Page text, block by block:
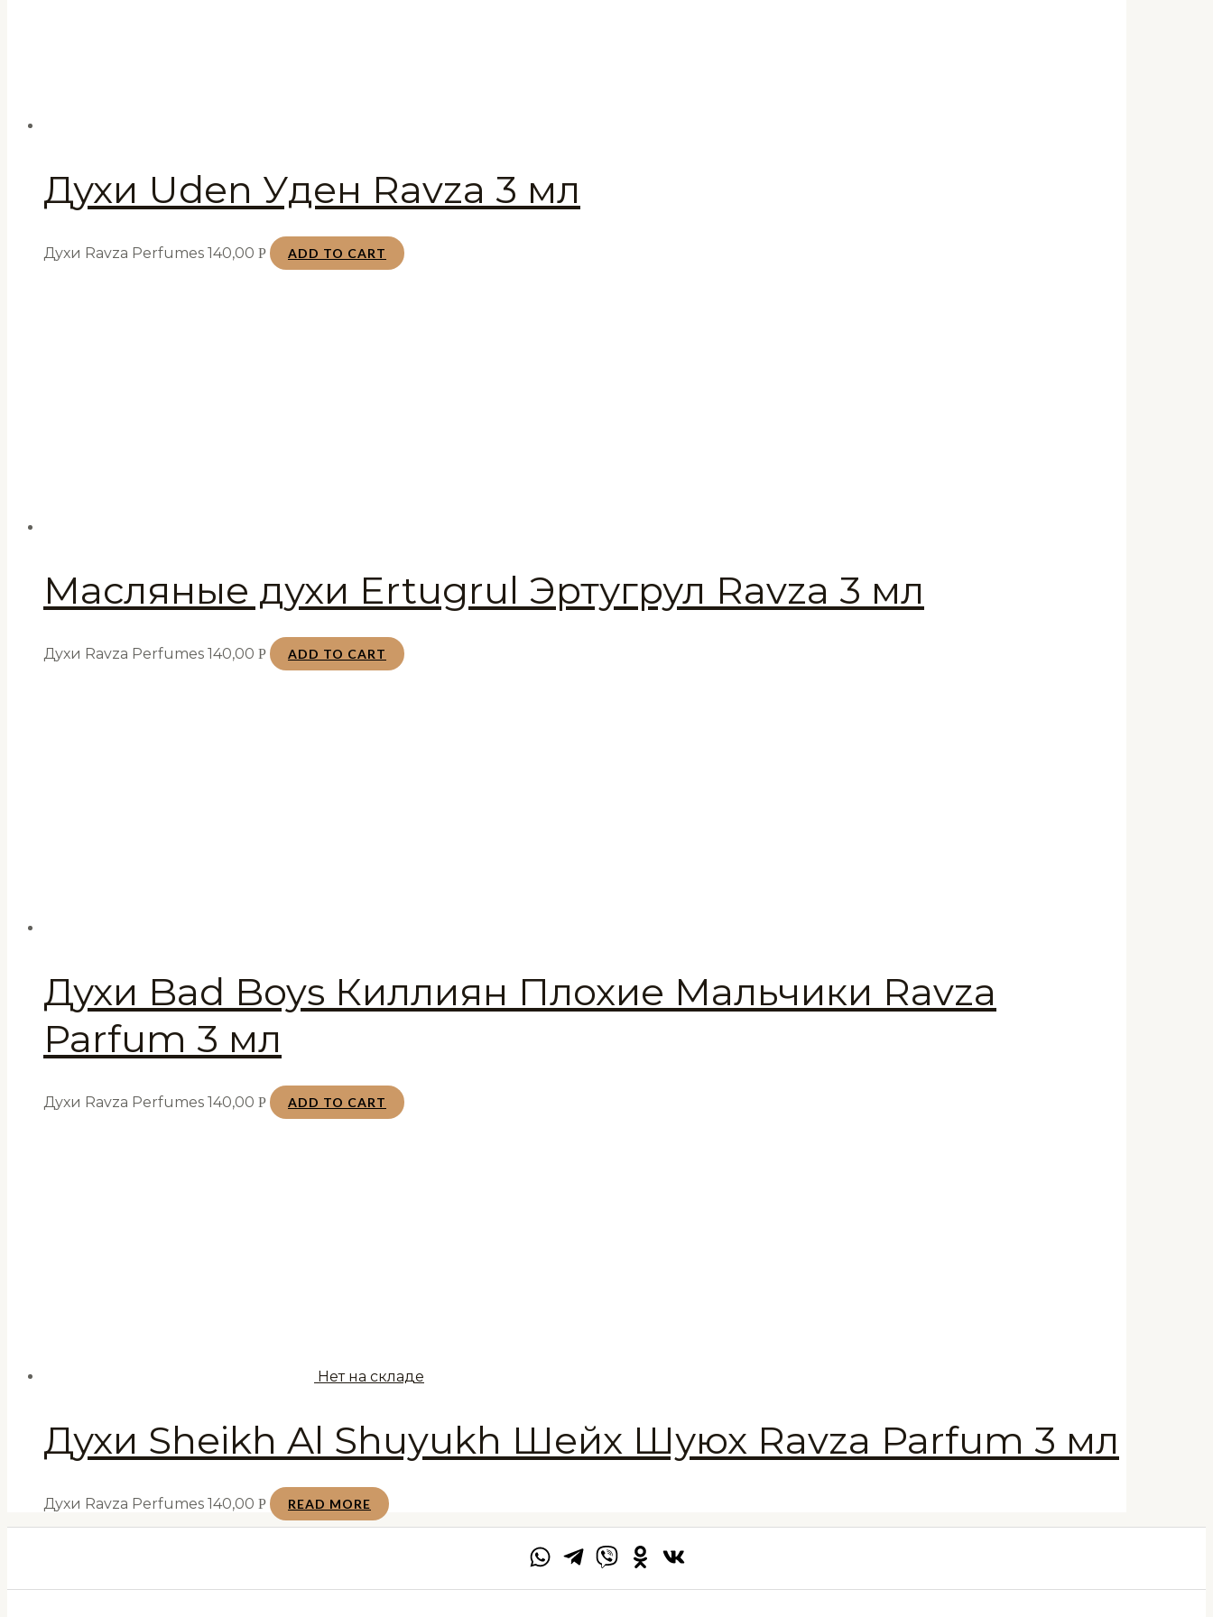
Духи Uden Уден Ravza 3 мл
Духи Ravza Perfumes 140,00 Р ADD TO CART
Масляные духи Ertugrul Эртугрул Ravza 3 мл
Духи Ravza Perfumes 140,00 Р ADD TO CART
Духи Bad Boys Киллиян Плохие Мальчики Ravza
Parfum 3 мл
Духи Ravza Perfumes 140,00 Р ADD TO CART
Нет на складе
Духи Sheikh Al Shuyukh Шейх Шуюх Ravza Parfum 3 мл
Духи Ravza Perfumes 140,00 Р READ MORE